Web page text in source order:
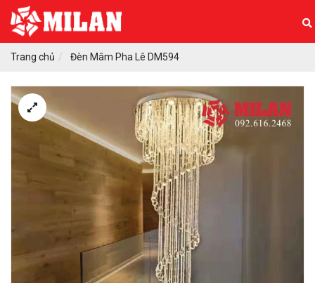
Trang chủ Đèn Mâm Pha Lê DM594